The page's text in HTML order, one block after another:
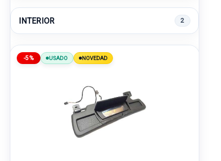
INTERIOR 2
-5% USADO NOVEDAD